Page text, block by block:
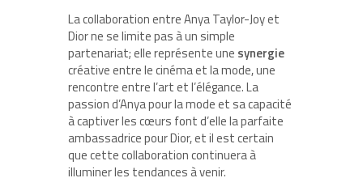
La collaboration entre Anya Taylor-Joy et
Dior ne se limite pas à un simple
partenariat; elle représente une synergie
créative entre le cinéma et la mode, une
rencontre entre l’art et l’élégance. La
passion d’Anya pour la mode et sa capacité
à captiver les cœurs font d’elle la parfaite
ambassadrice pour Dior, et il est certain
que cette collaboration continuera à
illuminer les tendances à venir.